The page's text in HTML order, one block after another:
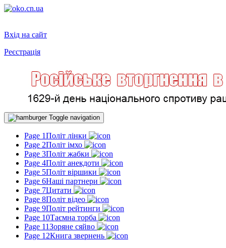
Вхід на сайт
Реєстрація
Toggle navigation
Page 1Політ лінки
Page 2Політ імхо
Page 3Політ жабки
Page 4Політ анекдоти
Page 5Політ віршики
Page 6Наші партнери
Page 7Цитати
Page 8Політ відео
Page 9Політ рейтинги
Page 10Таємна торба
Page 11Зоряне сяйво
Page 12Книга звернень